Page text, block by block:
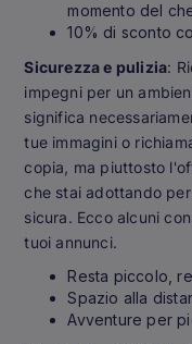
momento del
10% di sconto
Sicurezza e pulizia:
impegni per un
significa
tue immagini o
copia, ma piuttosto
che stai adottando
sicura. Ecco alcuni
tuoi annunci.
Resta piccolo,
Spazio alla
Avventure per